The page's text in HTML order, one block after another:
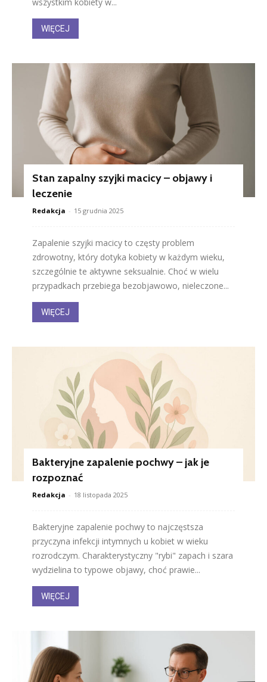
WIĘCEJ
Stan zapalny szyjki macicy – objawy i
leczenie
Redakcja - 15 grudnia 2025
Zapalenie szyjki macicy to częsty problem
zdrowotny, który dotyka kobiety w każdym wieku,
szczególnie te aktywne seksualnie. Choć w wielu
przypadkach przebiega bezobjawowo, nieleczone...
WIĘCEJ
Bakteryjne zapalenie pochwy – jak je
rozpoznać
Redakcja - 18 listopada 2025
Bakteryjne zapalenie pochwy to najczęstsza
przyczyna infekcji intymnych u kobiet w wieku
rozrodczym. Charakterystyczny "rybi" zapach i szara
wydzielina to typowe objawy, choć prawie...
WIĘCEJ